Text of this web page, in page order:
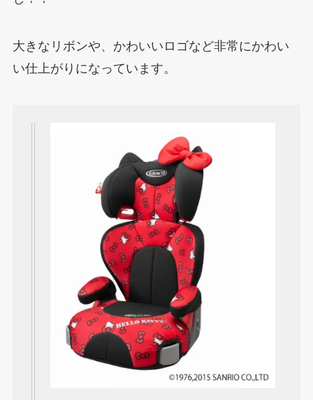
大きなリボンや、かわいいロゴなど非常にかわい
い仕上がりになっています。